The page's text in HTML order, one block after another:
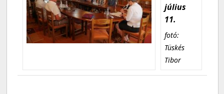
július
11.
fotó:
Tüskés
Tibor